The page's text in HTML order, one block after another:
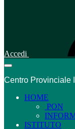
Accedi
Centro Provinciale
HOME
PON
ISTITUTO